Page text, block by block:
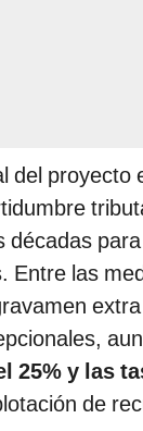
del proyecto
décadas
Entre las
25% y las
de